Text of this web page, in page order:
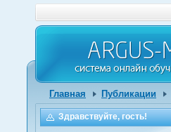
Главная Публикации
Здравствуйте, гость!